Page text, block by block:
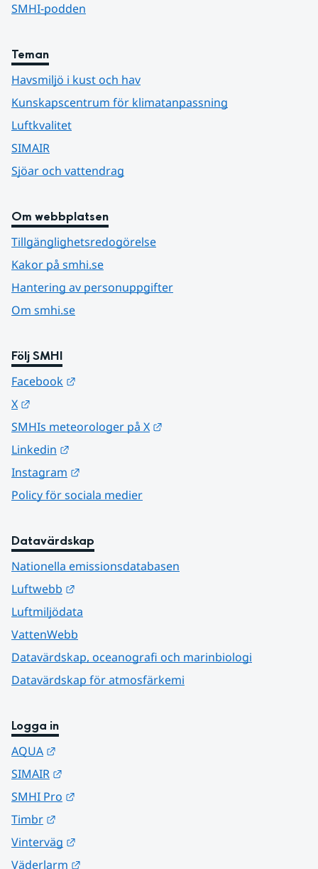
SMHI-podden
Teman
Havsmiljö i kust och hav
Kunskapscentrum för klimatanpassning
Luftkvalitet
SIMAIR
Sjöar och vattendrag
Om webbplatsen
Tillgänglighetsredogörelse
Kakor på smhi.se
Hantering av personuppgifter
Om smhi.se
Följ SMHI
Facebook
X
SMHIs meteorologer på X
Linkedin
Instagram
Policy för sociala medier
Datavärdskap
Nationella emissionsdatabasen
Luftwebb
Luftmiljödata
VattenWebb
Datavärdskap, oceanografi och marinbiologi
Datavärdskap för atmosfärkemi
Logga in
AQUA
SIMAIR
SMHI Pro
Timbr
Vinterväg
Väderlarm